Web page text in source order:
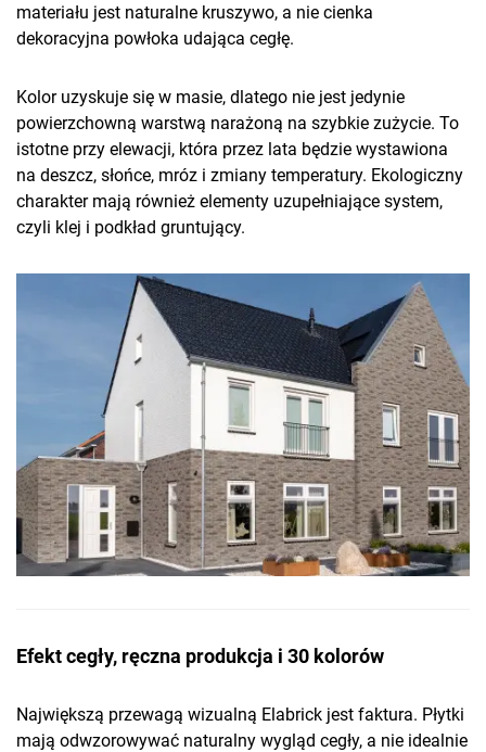
materiału jest naturalne kruszywo, a nie cienka
dekoracyjna powłoka udająca cegłę.
Kolor uzyskuje się w masie, dlatego nie jest jedynie
powierzchowną warstwą narażoną na szybkie zużycie. To
istotne przy elewacji, która przez lata będzie wystawiona
na deszcz, słońce, mróz i zmiany temperatury. Ekologiczny
charakter mają również elementy uzupełniające system,
czyli klej i podkład gruntujący.
Efekt cegły, ręczna produkcja i 30 kolorów
Największą przewagą wizualną Elabrick jest faktura. Płytki
mają odwzorowywać naturalny wygląd cegły, a nie idealnie